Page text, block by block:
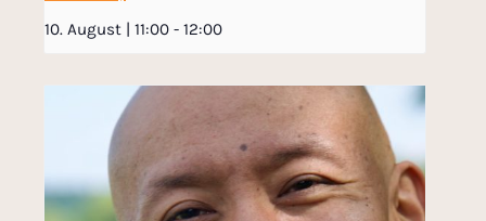
10. August | 11:00 - 12:00